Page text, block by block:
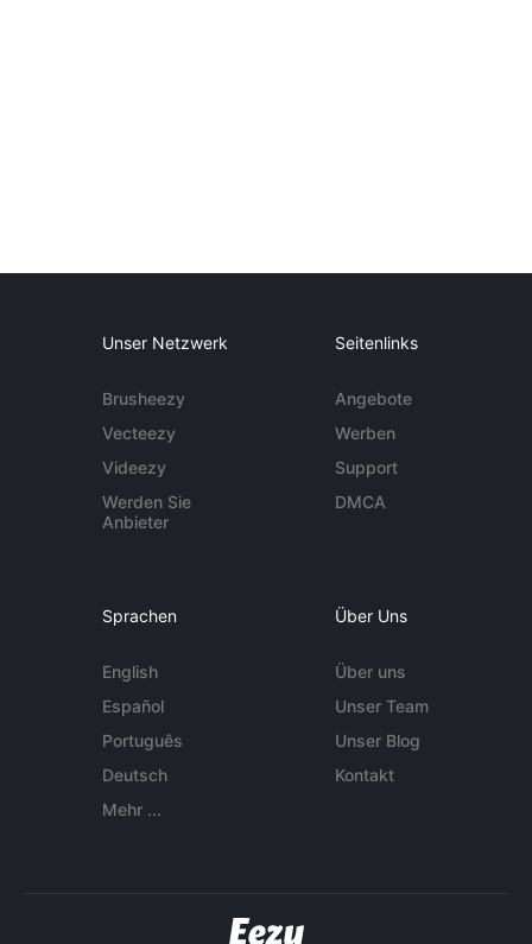
Unser Netzwerk
Brusheezy
Vecteezy
Videezy
Werden Sie
Anbieter
Seitenlinks
Angebote
Werben
Support
DMCA
Sprachen
English
Español
Português
Deutsch
Mehr ...
Über Uns
Über uns
Unser Team
Unser Blog
Kontakt